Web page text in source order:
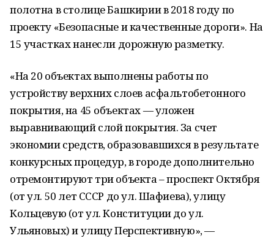
полотна в столице Башкирии в 2018 году по
проекту «Безопасные и качественные дороги». На
15 участках нанесли дорожную разметку.
«На 20 объектах выполнены работы по
устройству верхних слоев асфальтобетонного
покрытия, на 45 объектах — уложен
выравнивающий слой покрытия. За счет
экономии средств, образовавшихся в результате
конкурсных процедур, в городе дополнительно
отремонтируют три объекта – проспект Октября
(от ул. 50 лет СССР до ул. Шафиева), улицу
Кольцевую (от ул. Конституции до ул.
Ульяновых) и улицу Перспективную», —